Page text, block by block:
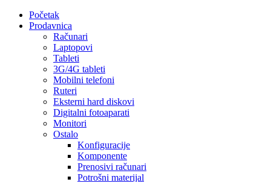
Početak
Prodavnica
Računari
Laptopovi
Tableti
3G/4G tableti
Mobilni telefoni
Ruteri
Eksterni hard diskovi
Digitalni fotoaparati
Monitori
Ostalo
Konfiguracije
Komponente
Prenosivi računari
Potrošni materijal